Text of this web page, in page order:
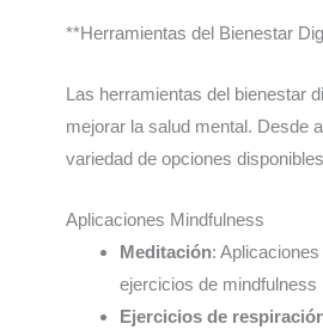
**Herramientas del Bienestar
Las herramientas del bienestar
mejorar la salud mental. Desde
variedad de opciones
Aplicaciones Mindfulness
Meditación:
ejercicios de
Ejercicios de